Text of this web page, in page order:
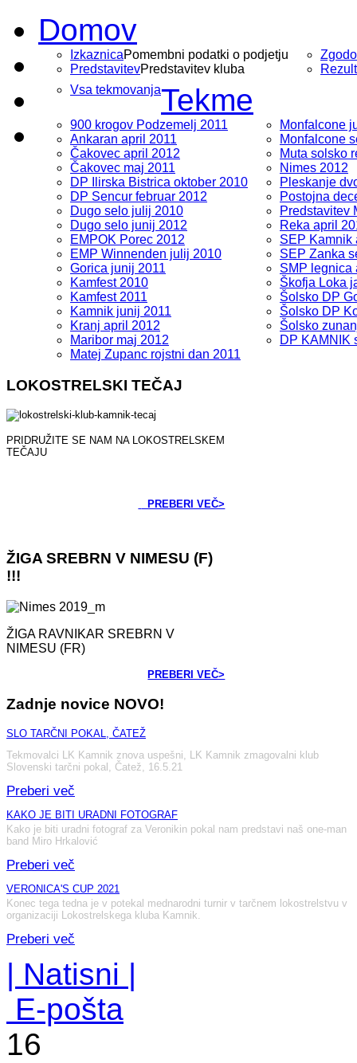
Domov
IzkaznicaPomembni podatki o podjetju
PredstavitevPredstavitev kluba
Tekme
Vsa tekmovanja
900 krogov Podzemelj 2011
Ankaran april 2011
Čakovec april 2012
Čakovec maj 2011
DP Ilirska Bistrica oktober 2010
DP Sencur februar 2012
Dugo selo julij 2010
Dugo selo junij 2012
EMPOK Porec 2012
EMP Winnenden julij 2010
Gorica junij 2011
Kamfest 2010
Kamfest 2011
Kamnik junij 2011
Kranj april 2012
Maribor maj 2012
Matej Zupanc rojstni dan 2011
Monfalcone
Monfalcone
Muta solsko
Nimes 2012
Pleskanje
Postojna
Predstavitev
Reka april
SEP Kamnik
SEP Zanka
SMP legnica
Škofja Loka
Šolsko DP
Šolsko DP
Šolsko
DP KAMNIK
LOKOSTRELSKI TEČAJ
PRIDRUŽITE SE NAM NA LOKOSTRELSKEM
TEČAJU
PREBERI VEČ>
ŽIGA SREBRN V NIMESU (F)
!!!
ŽIGA RAVNIKAR SREBRN V
NIMESU (FR)
PREBERI VEČ>
Zadnje novice NOVO!
SLO TARČNI POKAL, ČATEŽ
Tekmovalci LK Kamnik znova uspešni, LK Kamnik zmagovalni klub
Slovenski tarčni pokal, Čatež, 16.5.21
Preberi več
KAKO JE BITI URADNI FOTOGRAF
Kako je biti uradni fotograf za Veronikin pokal nam predstavi naš one-man
band Miro Hrkalović
Preberi več
VERONICA'S CUP 2021
Konec tega tedna je v potekal mednarodni turnir v tarčnem lokostrelstvu v
organizaciji Lokostrelskega kluba Kamnik.
Preberi več
| Natisni |
E-pošta
16